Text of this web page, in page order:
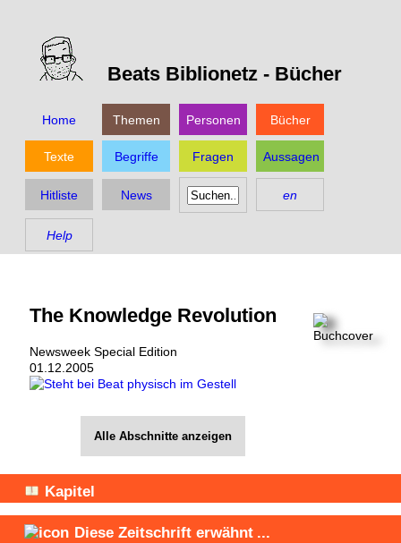
Beats Biblionetz - Bücher
Home Themen Personen Bücher
Texte Begriffe Fragen Aussagen
Hitliste News en
Help
The Knowledge Revolution
Newsweek Special Edition
01.12.2005
Alle Abschnitte anzeigen
Kapitel
Diese Zeitschrift erwähnt ...